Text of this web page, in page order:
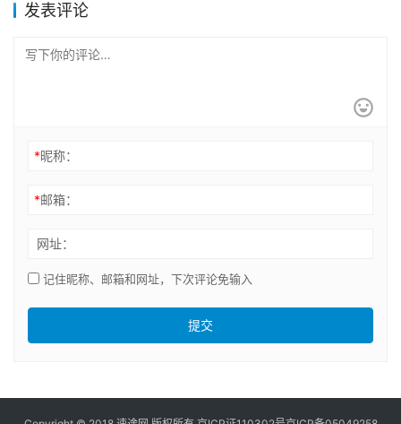
发表评论
*昵称：
*邮箱：
网址：
记住昵称、邮箱和网址，下次评论免输入
提交